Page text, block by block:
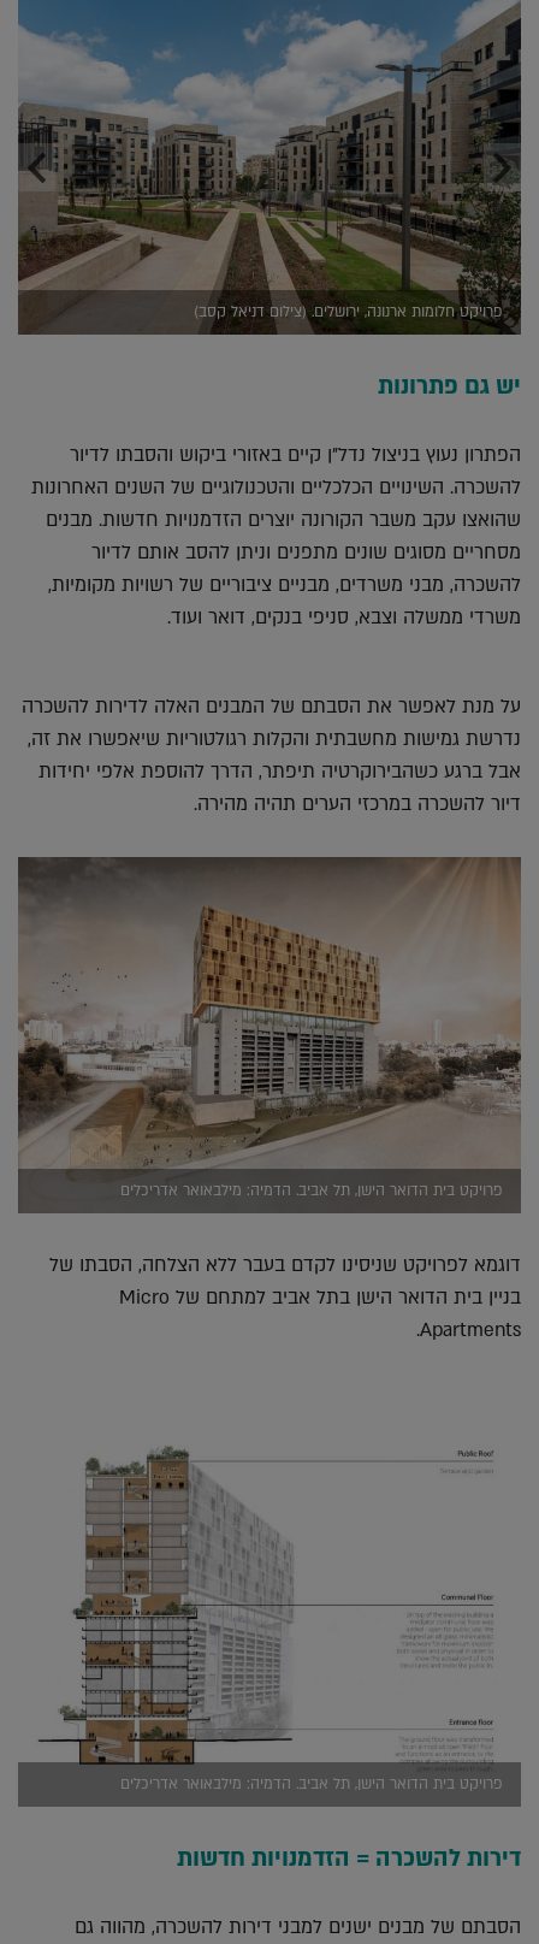
פרויקט חלומות ארנונה, ירושלים. (צילום דניאל קסב)
יש גם פתרונות
הפתרון נעוץ בניצול נדל"ן קיים באזורי ביקוש והסבתו לדיור
להשכרה. השינויים הכלכליים והטכנולוגיים של השנים האחרונות
שהואצו עקב משבר הקורונה יוצרים הזדמנויות חדשות. מבנים
מסחריים מסוגים שונים מתפנים וניתן להסב אותם לדיור
להשכרה, מבני משרדים, מבניים ציבוריים של רשויות מקומיות,
משרדי ממשלה וצבא, סניפי בנקים, דואר ועוד.
על מנת לאפשר את הסבתם של המבנים האלה לדירות להשכרה
נדרשת גמישות מחשבתית והקלות רגולטוריות שיאפשרו את זה,
אבל ברגע כשהבירוקרטיה תיפתר, הדרך להוספת אלפי יחידות
דיור להשכרה במרכזי הערים תהיה מהירה.
פרויקט בית הדואר הישן, תל אביב. הדמיה: מילבאואר אדריכלים
דוגמא לפרויקט שניסינו לקדם בעבר ללא הצלחה, הסבתו של
בניין בית הדואר הישן בתל אביב למתחם של Micro
Apartments.
פרויקט בית הדואר הישן, תל אביב. הדמיה: מילבאואר אדריכלים
דירות להשכרה = הזדמנויות חדשות
הסבתם של מבנים ישנים למבני דירות להשכרה, מהווה גם